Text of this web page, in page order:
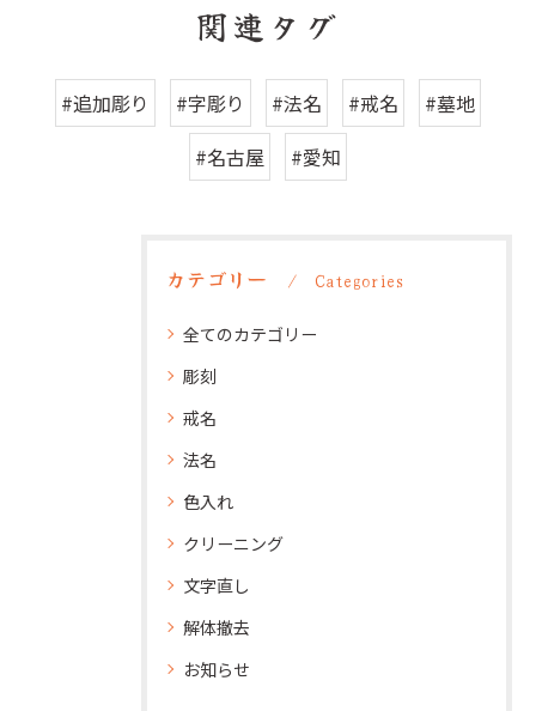
関連タグ
#追加彫り #字彫り #法名 #戒名
#墓地
#名古屋
#愛知
カテゴリー Categories
全てのカテゴリー
彫刻
戒名
法名
色入れ
クリーニング
文字直し
解体撤去
お知らせ